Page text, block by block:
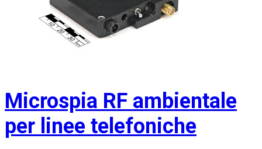
Microspia RF ambientale
per linee telefoniche